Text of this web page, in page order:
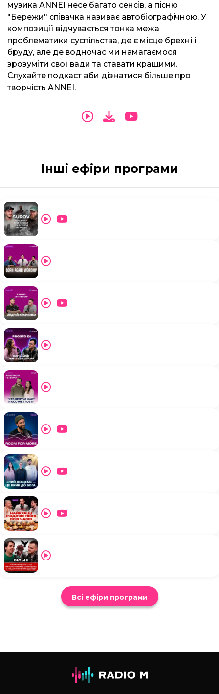
музика ANNEI несе багато сенсів, а пісню
"Бережи" співачка називає автобіографічною. У
композиції відчувається тонка межа
проблематики суспільства, де є місце брехні і
бруду, але де водночас ми намагаємося
зрозуміти свої вади та ставати кращими.
Слухайте подкаст аби дізнатися більше про
творчість ANNEI.
Інші ефіри програми
Всі ефіри програми